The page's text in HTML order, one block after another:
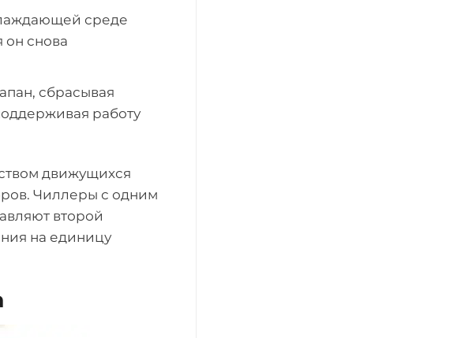
среде
он снова
сбрасывая
работу
движущихся
Чиллеры с одним
второй
на единицу